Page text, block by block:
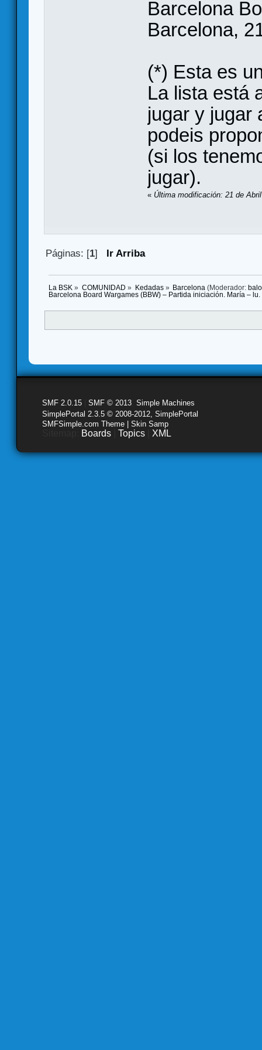
Barcelona
Barcelona,
(*) Esta es
La lista está
jugar y jugar
podeis
(si los
jugar).
« Última modificación: 21 de
Páginas: [1] Ir Arriba
La BSK » COMUNIDAD » Kedadas» Barcelona (Moderador:
Barcelona Board Wargames (BBW) – Partida iniciación. María –
SMF 2.0.15 SMF © 2013 Simple Machines
SimplePortal 2.3.5 © 2008-2012, SimplePortal
SMFSimple.com Theme | Skin Samp
Boards Topics XML